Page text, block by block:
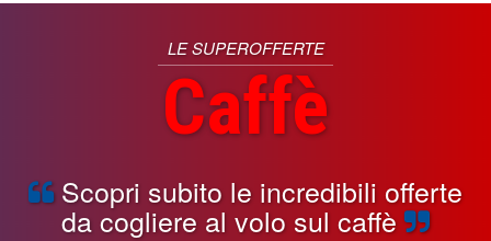
LE SUPEROFFERTE
Caffè
Scopri subito le incredibili offerte
da cogliere al volo sul caffè